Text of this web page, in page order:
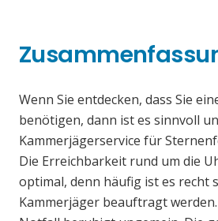
Wenn Sie entdecken, dass Sie
benötigen, dann ist es sinnvoll
Kammerjägerservice für
Die Erreichbarkeit rund um die
optimal, denn häufig ist es recht
Kammerjäger beauftragt